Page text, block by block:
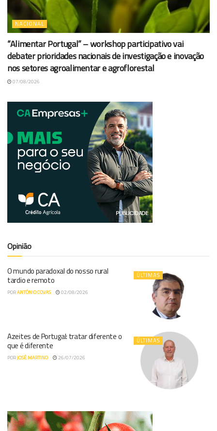
NACIONAL
“Alimentar Portugal” – workshop participativo vai
debater prioridades nacionais de investigação e inovação
nos setores agroalimentar e agroflorestal
07/08/2026
Opinião
ÚLTIMAS
O mundo paradoxal do nosso rural
tardio e remoto
PORANTÓNIO COVAS 02/08/2026
ÚLTIMAS
Azeites de Portugal: tratar diferente o
que é diferente
PORJOSÉ MARTINO 26/07/2026